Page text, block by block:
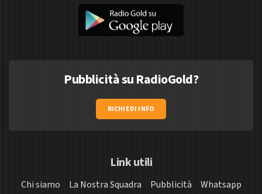
Pubblicità su RadioGold?
RICHIEDI INFO
Link utili
Chi siamo La Nostra Squadra Pubblicità
Whatsapp